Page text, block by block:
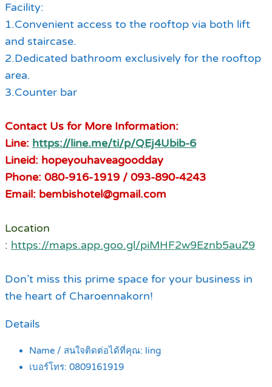
Facility:
1.Convenient access to the rooftop via both lift
and staircase.
2.Dedicated bathroom exclusively for the rooftop
area.
3.Counter bar
Contact Us for More Information:
Line: https://line.me/ti/p/QEj4Ubib-6
Lineid: hopeyouhaveagoodday
Phone: 080-916-1919 / 093-890-4243
Email: bembishotel@gmail.com
Location
: https://maps.app.goo.gl/piMHF2w9Eznb5auZ9
Don’t miss this prime space for your business in
the heart of Charoennakorn!
Details
Name / สนใจติดต่อได้ที่คุณ: ling
เบอร์โทร: 0809161919